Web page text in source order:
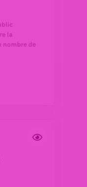
la
de